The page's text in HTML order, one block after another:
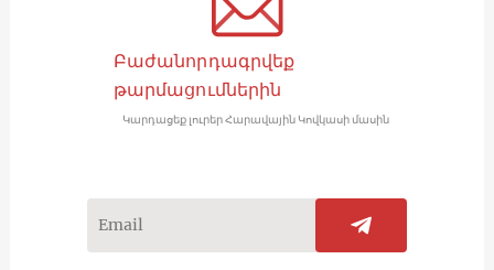
Բաժանորդագրվեք
թարմացումներին
Կարդացեք լուրեր Հարավային Կովկասի մասին